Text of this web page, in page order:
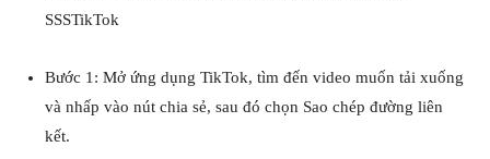
SSSTikTok
Bước 1: Mở ứng dụng TikTok, tìm đến video muốn tải xuống
và nhấp vào nút chia sẻ, sau đó chọn Sao chép đường liên
kết.